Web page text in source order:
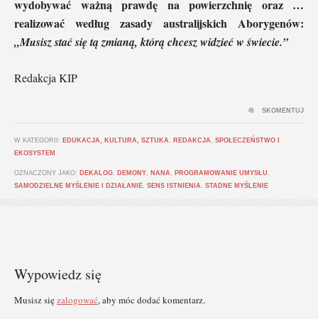
wydobywać ważną prawdę na powierzchnię oraz …
realizować według zasady australijskich Aborygenów:
„Musisz stać się tą zmianą, którą chcesz widzieć w świecie.”
Redakcja KIP
W KATEGORII: EDUKACJA, KULTURA, SZTUKA REDAKCJA
SPOŁECZEŃSTWO I
EKOSYSTEM
OZNACZONY JAKO: DEKALOG DEMONY NANA PROGRAMOWANIE UMYSŁU
SAMODZIELNE MYŚLENIE I DZIAŁANIE SENS ISTNIENIA STADNE MYŚLENIE
SKOMENTUJ
Wypowiedz się
Musisz sięzalogować, aby móc dodać komentarz.